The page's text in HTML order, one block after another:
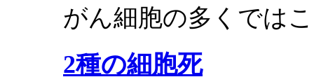
がん細胞の多くでは
2種の細胞死